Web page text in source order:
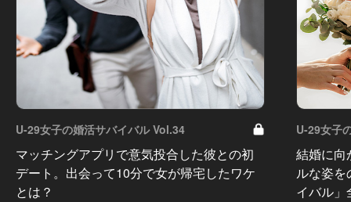
U-29女子の婚活サバイバル Vol.34
マッチングアプリで意気投合した彼との初
デート。出会って10分で女が帰宅したワケ
とは？
U-29女子
結婚に向
ルな姿
イバル」